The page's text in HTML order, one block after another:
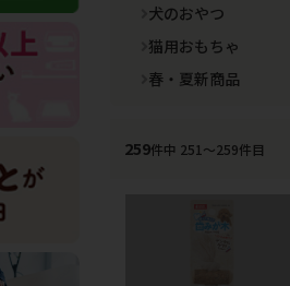
犬のおやつ
猫用おもちゃ
春・夏新商品
259件中 251〜259件目